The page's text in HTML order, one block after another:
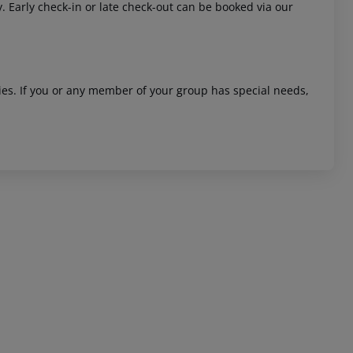
check-in or late check-out can be booked via our
If you or any member of your group has special needs,